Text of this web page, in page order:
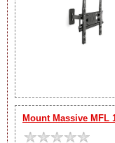
Mount Massive MFL